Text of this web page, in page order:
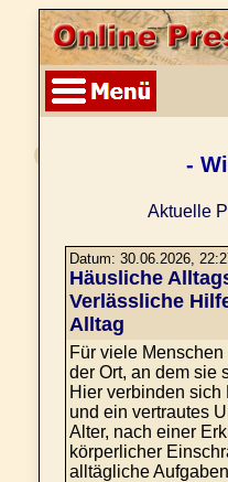
-
Aktuelle
Datum: 30.06.2026,
Häusliche
Verlässliche
Alltag
Für viele
der Ort, an dem sie
Hier verbinden
und ein vertrautes
Alter, nach einer
körperlicher
alltägliche